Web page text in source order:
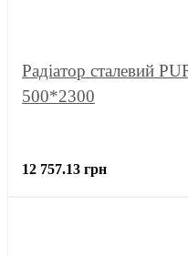
Радіатор сталевий
500*2300
12 757.13 грн